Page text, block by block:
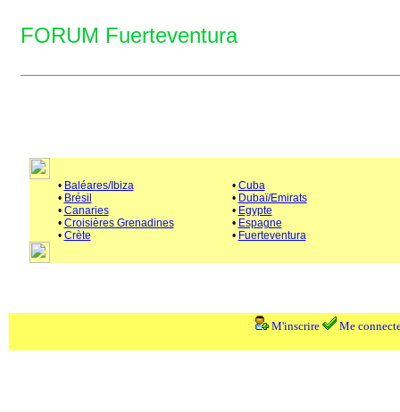
FORUM Fuerteventura
• Baléares/Ibiza
• Brésil
• Canaries
• Croisières Grenadines
• Crète
• Cuba
• Dubaï/Emirats
• Egypte
• Espagne
• Fuerteventura
M'inscrire Me